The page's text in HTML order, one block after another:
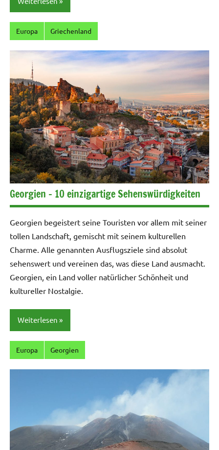
Europa Griechenland
Georgien – 10 einzigartige Sehenswürdigkeiten
Georgien begeistert seine Touristen vor allem mit seiner
tollen Landschaft, gemischt mit seinem kulturellen
Charme. Alle genannten Ausflugsziele sind absolut
sehenswert und vereinen das, was diese Land ausmacht.
Georgien, ein Land voller natürlicher Schönheit und
kultureller Nostalgie.
Weiterlesen
Europa Georgien